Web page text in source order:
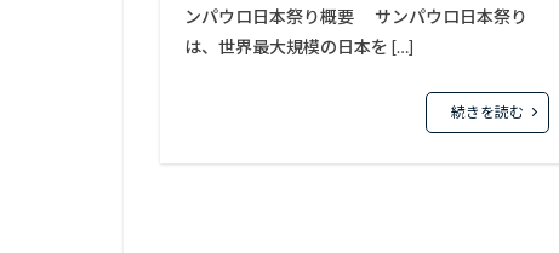
ンパウロ日本祭り概要 サンパウロ日本祭り
は、世界最大規模の日本を […]
続きを読む